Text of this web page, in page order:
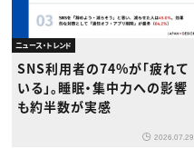
ニュース・トレンド
SNS利用者の74%が「疲れて
いる」。睡眠・集中力への影響
も約半数が実感
2026.07.29